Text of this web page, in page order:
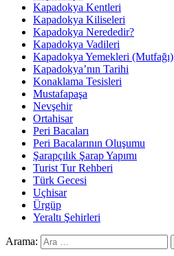
Kapadokya Kentleri
Kapadokya Kiliseleri
Kapadokya Nerededir?
Kapadokya Vadileri
Kapadokya Yemekleri (Mutfağı)
Kapadokya’nın Tarihi
Konaklama Tesisleri
Mustafapaşa
Nevşehir
Ortahisar
Peri Bacaları
Peri Bacalarının Oluşumu
Şarapçılık Şarap Yapımı
Turist Tur Rehberi
Türk Gecesi
Uçhisar
Ürgüp
Yeraltı Şehirleri
Arama: